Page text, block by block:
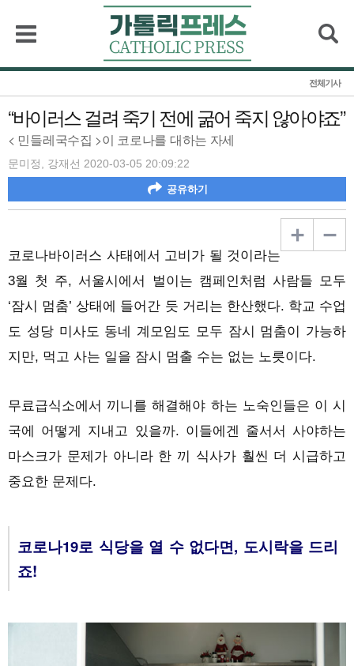
전체기사
“바이러스 걸려 죽기 전에 굶어 죽지 않아야죠”
< 민들레국수집 >이 코로나를 대하는 자세
문미정, 강재선 2020-03-05 20:09:22
공유하기
코로나바이러스 사태에서 고비가 될 것이라는
3월 첫 주, 서울시에서 벌이는 캠페인처럼 사람들 모두
‘잠시 멈춤’ 상태에 들어간 듯 거리는 한산했다. 학교 수업
도 성당 미사도 동네 계모임도 모두 잠시 멈춤이 가능하
지만, 먹고 사는 일을 잠시 멈출 수는 없는 노릇이다.
무료급식소에서 끼니를 해결해야 하는 노숙인들은 이 시
국에 어떻게 지내고 있을까. 이들에겐 줄서서 사야하는
마스크가 문제가 아니라 한 끼 식사가 훨씬 더 시급하고
중요한 문제다.
코로나19로 식당을 열 수 없다면, 도시락을 드리
죠!
검색